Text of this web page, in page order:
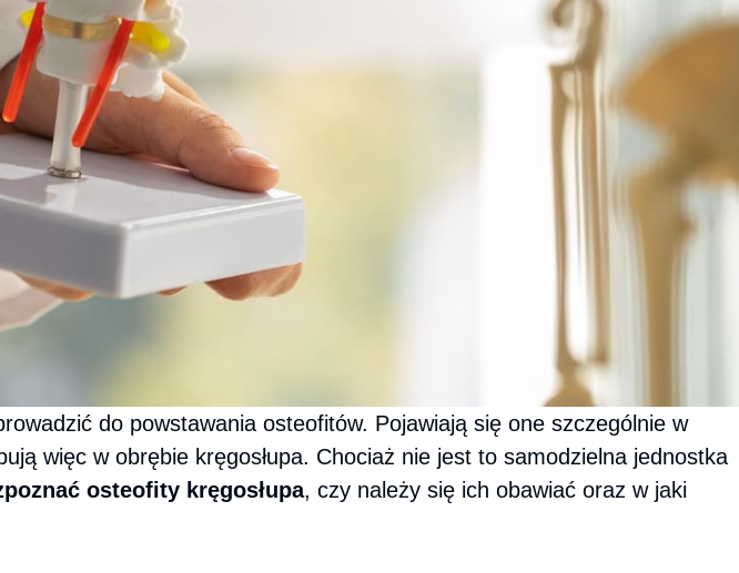
do powstawania osteofitów. Pojawiają się one szczególnie w
więc w obrębie kręgosłupa. Chociaż nie jest to samodzielna jednostka
osteofity kręgosłupa, czy należy się ich obawiać oraz w jaki